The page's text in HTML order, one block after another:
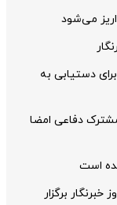
می‌شود
دستیابی به
دفاعی امضا
است
برگزار